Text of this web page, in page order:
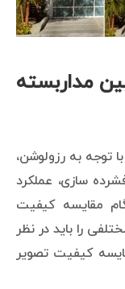
مداربسته
توجه به رزولوشن،
سازی، عملکرد
مقایسه کیفیت
را باید در نظر
کیفیت تصویر